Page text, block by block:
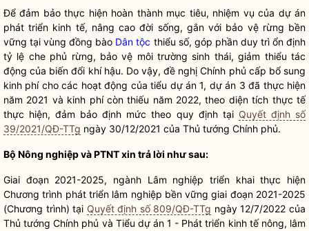
Để đảm bảo thực hiện hoàn thành mục tiêu, nhiệm vụ của dự án
phát triển kinh tế, nâng cao đời sống, gắn với bảo vệ rừng bền
vững tại vùng đồng bào Dân tộc thiểu số, góp phần duy trì ổn định
tỷ lệ che phủ rừng, bảo vệ môi trường sinh thái, giảm thiểu tác
động của biến đổi khí hậu. Do vậy, đề nghị Chính phủ cấp bổ sung
kinh phí cho các hoạt động của tiểu dự án 1, dự án 3 đã thực hiện
năm 2021 và kinh phí còn thiếu năm 2022, theo diện tích thực tế
thực hiện, đảm bảo định mức theo quy định tại Quyết định số
39/2021/QĐ-TTg ngày 30/12/2021 của Thủ tướng Chính phủ.
Bộ Nông nghiệp và PTNT xin trả lời như sau:
Giai đoạn 2021-2025, ngành Lâm nghiệp triển khai thực hiện
Chương trình phát triển lâm nghiệp bền vững giai đoạn 2021-2025
(Chương trình) tại Quyết định số 809/QĐ-TTg ngày 12/7/2022 của
Thủ tướng Chính phủ và Tiểu dự án 1 - Phát triển kinh tế nông, lâm